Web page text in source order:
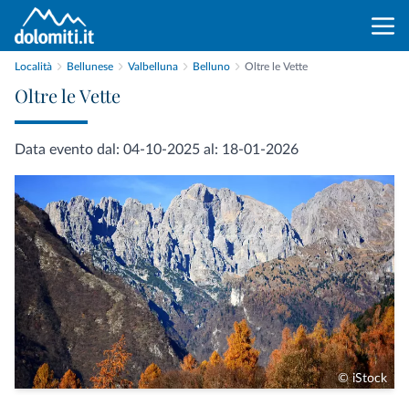
Località Bellunese Valbelluna Belluno Oltre le Vette
Oltre le Vette
Data evento dal: 04-10-2025 al: 18-01-2026
© iStock